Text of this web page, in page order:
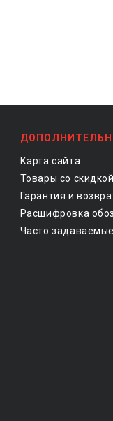
Карта сайта
Товары со скидкой
Гарантия и
Расшифровка
Часто